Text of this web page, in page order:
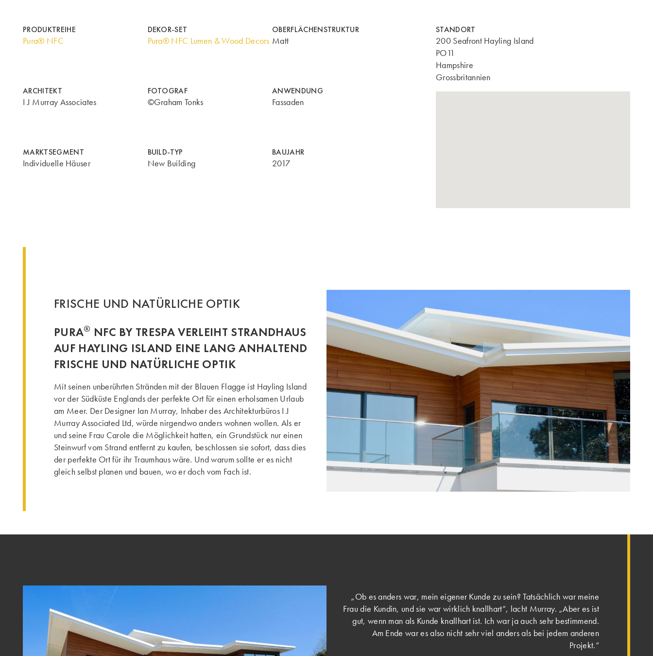
PRODUKTREIHE
Pura® NFC
DEKOR-SET
Pura® NFC Lumen & Wood Decors
OBERFLÄCHENSTRUKTUR
Matt
ARCHITEKT
I J Murray Associates
FOTOGRAF
©Graham Tonks
ANWENDUNG
Fassaden
MARKTSEGMENT
Individuelle Häuser
BUILD-TYP
New Building
BAUJAHR
2017
STANDORT
200 Seafront Hayling Island
PO11
Hampshire
Grossbritannien
FRISCHE UND NATÜR­LICHE OPTIK
PURA® NFC BY TRESPA VERLEIHT STRANDHAUS
AUF HAYLING ISLAND EINE LANG ANHALTEND
FRISCHE UND NATÜRLICHE OPTIK
Mit seinen unberührten Stränden mit der Blauen Flagge ist Hayling Island
vor der Südküste Englands der perfekte Ort für einen erholsamen Urlaub
am Meer. Der Designer Ian Murray, Inhaber des Architekturbüros I J
Murray Associated Ltd, würde nirgendwo anders wohnen wollen. Als er
und seine Frau Carole die Möglichkeit hatten, ein Grundstück nur einen
Steinwurf vom Strand entfernt zu kaufen, beschlossen sie sofort, dass dies
der perfekte Ort für ihr Traumhaus wäre. Und warum sollte er es nicht
gleich selbst planen und bauen, wo er doch vom Fach ist.
„Ob es anders war, mein eigener Kunde zu sein? Tatsächlich war meine
Frau die Kundin, und sie war wirklich knallhart“, lacht Murray. „Aber es ist
gut, wenn man als Kunde knallhart ist. Ich war ja auch sehr bestimmend.
Am Ende war es also nicht sehr viel anders als bei jedem anderen
Projekt.“